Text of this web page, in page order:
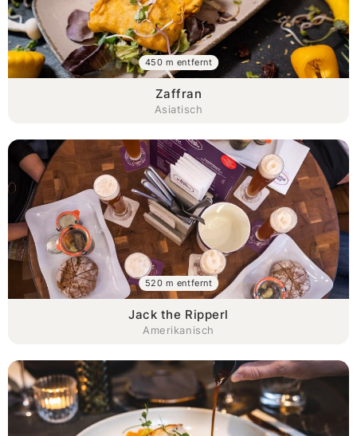
Zaffran
Asiatisch
450 m entfernt
Jack the Ripperl
Amerikanisch
520 m entfernt